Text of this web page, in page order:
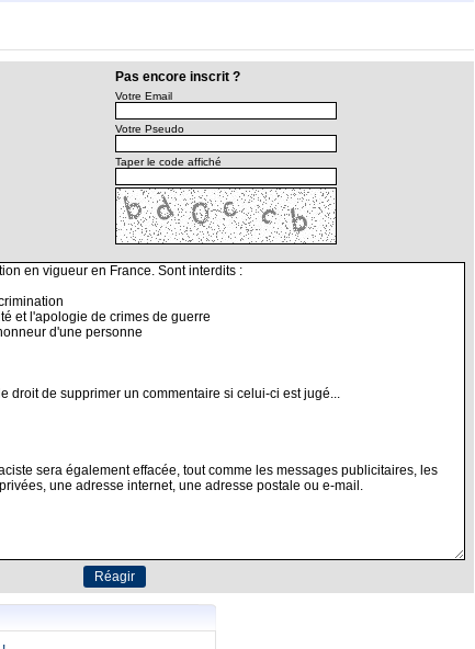
Pas encore inscrit ?
Votre Email
Votre Pseudo
Taper le code affiché